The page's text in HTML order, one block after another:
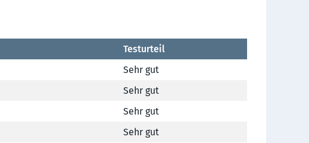
Testurteil
Sehr gut
Sehr gut
Sehr gut
Sehr gut